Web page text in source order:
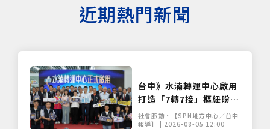
近期熱門新聞
台中》水湳轉運中心啟用
打造「7轉7接」樞紐盼紓
解國道與市區壅塞
社會脈動•【SPN地方中心／台中
報導】 | 2026-08-05 12:00